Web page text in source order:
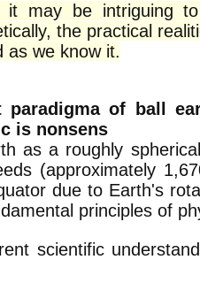
it may be intriguing
the practical
as we know it.
paradigma of ball
is nonsens
as a roughly
(approximately
due to Earth's
principles of
scientific